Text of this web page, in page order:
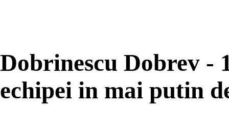
Dobrinescu Dobrev -
echipei in mai putin